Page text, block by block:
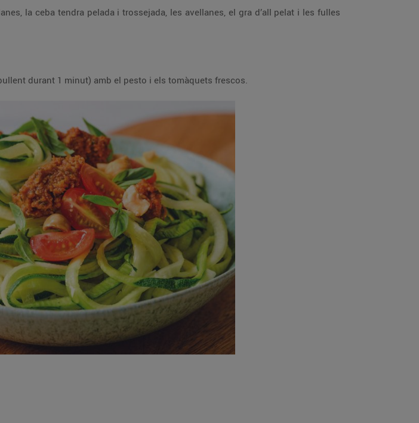
la ceba tendra pelada i trossejada, les avellanes, el gra d’all pelat i les fulles
durant 1 minut) amb el pesto i els tomàquets frescos.